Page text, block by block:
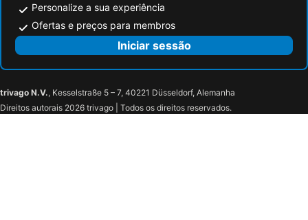
Personalize a sua experiência
Ofertas e preços para membros
Iniciar sessão
trivago N.V., Kesselstraße 5 – 7, 40221 Düsseldorf, Alemanha
Direitos autorais 2026 trivago | Todos os direitos reservados.